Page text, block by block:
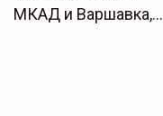
МКАД и Варшавка,…